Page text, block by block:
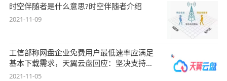
时空伴随者是什么意思?时空伴随者介绍
2021-11-09
工信部称网盘企业免费用户最低速率应满足
基本下载需求，天翼云盘回应：坚决支持，
始终
2021-11-05